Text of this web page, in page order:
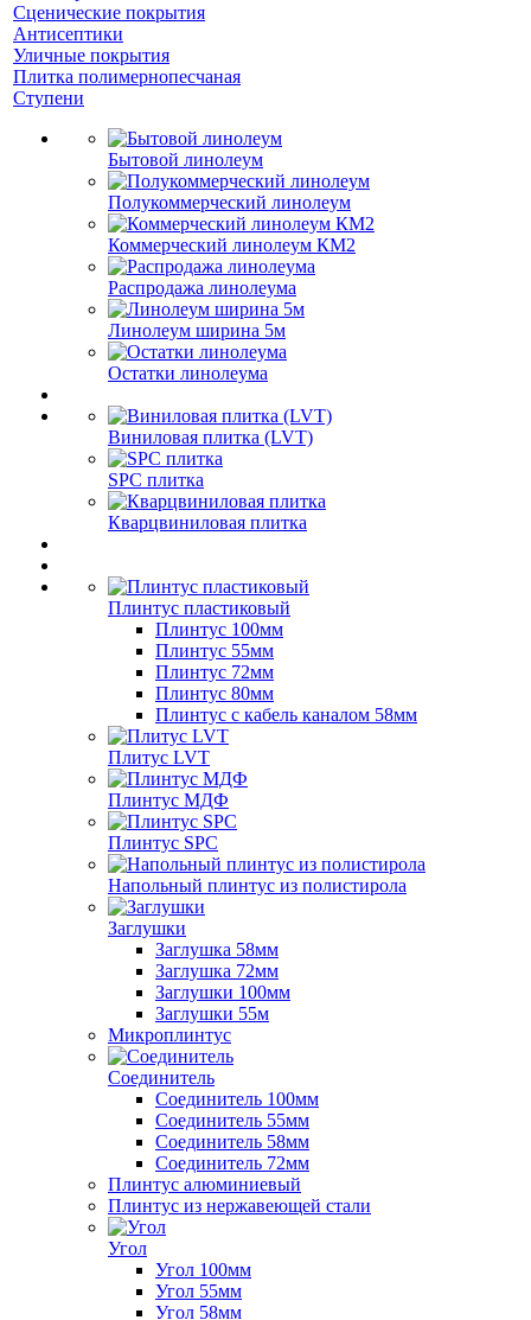
Сценические покрытия
Антисептики
Уличные покрытия
Плитка полимернопесчаная
Ступени
Бытовой линолеум
Полукоммерческий линолеум
Коммерческий линолеум КМ2
Распродажа линолеума
Линолеум ширина 5м
Остатки линолеума
Виниловая плитка (LVT)
SPC плитка
Кварцвиниловая плитка
Плинтус пластиковый
Плинтус 100мм
Плинтус 55мм
Плинтус 72мм
Плинтус 80мм
Плинтус с кабель каналом 58мм
Плитус LVT
Плинтус МДФ
Плинтус SPC
Напольный плинтус из полистирола
Заглушки
Заглушка 58мм
Заглушка 72мм
Заглушки 100мм
Заглушки 55м
Микроплинтус
Соединитель
Соединитель 100мм
Соединитель 55мм
Соединитель 58мм
Соединитель 72мм
Плинтус алюминиевый
Плинтус из нержавеющей стали
Угол
Угол 100мм
Угол 55мм
Угол 58мм